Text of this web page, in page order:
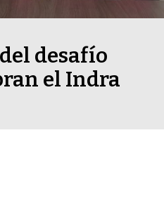
desafío
el Indra